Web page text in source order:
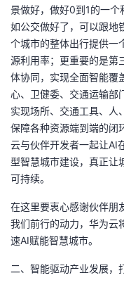
景做好，做好0到1的一
如公交做好了，可以跟地
个城市的整体出行提供一
源利用率；更重要的是第
体协同，实现全面智能覆
心、卫健委、交通运输部
实现场所、交通工具、人
保障各种资源端到端的闭
云与伙伴开发者一起让AI
型智慧城市建设，真正让
可持续。
在这里要衷心感谢伙伴朋
我们前行的动力，华为云
速AI赋能智慧城市。
二、智能驱动产业发展，